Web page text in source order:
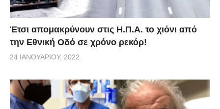
Έτσι απομακρύνουν στις Η.Π.Α. το χιόνι από
την Εθνική Οδό σε χρόνο ρεκόρ!
24 ΙΑΝΟΥΑΡΊΟΥ, 2022